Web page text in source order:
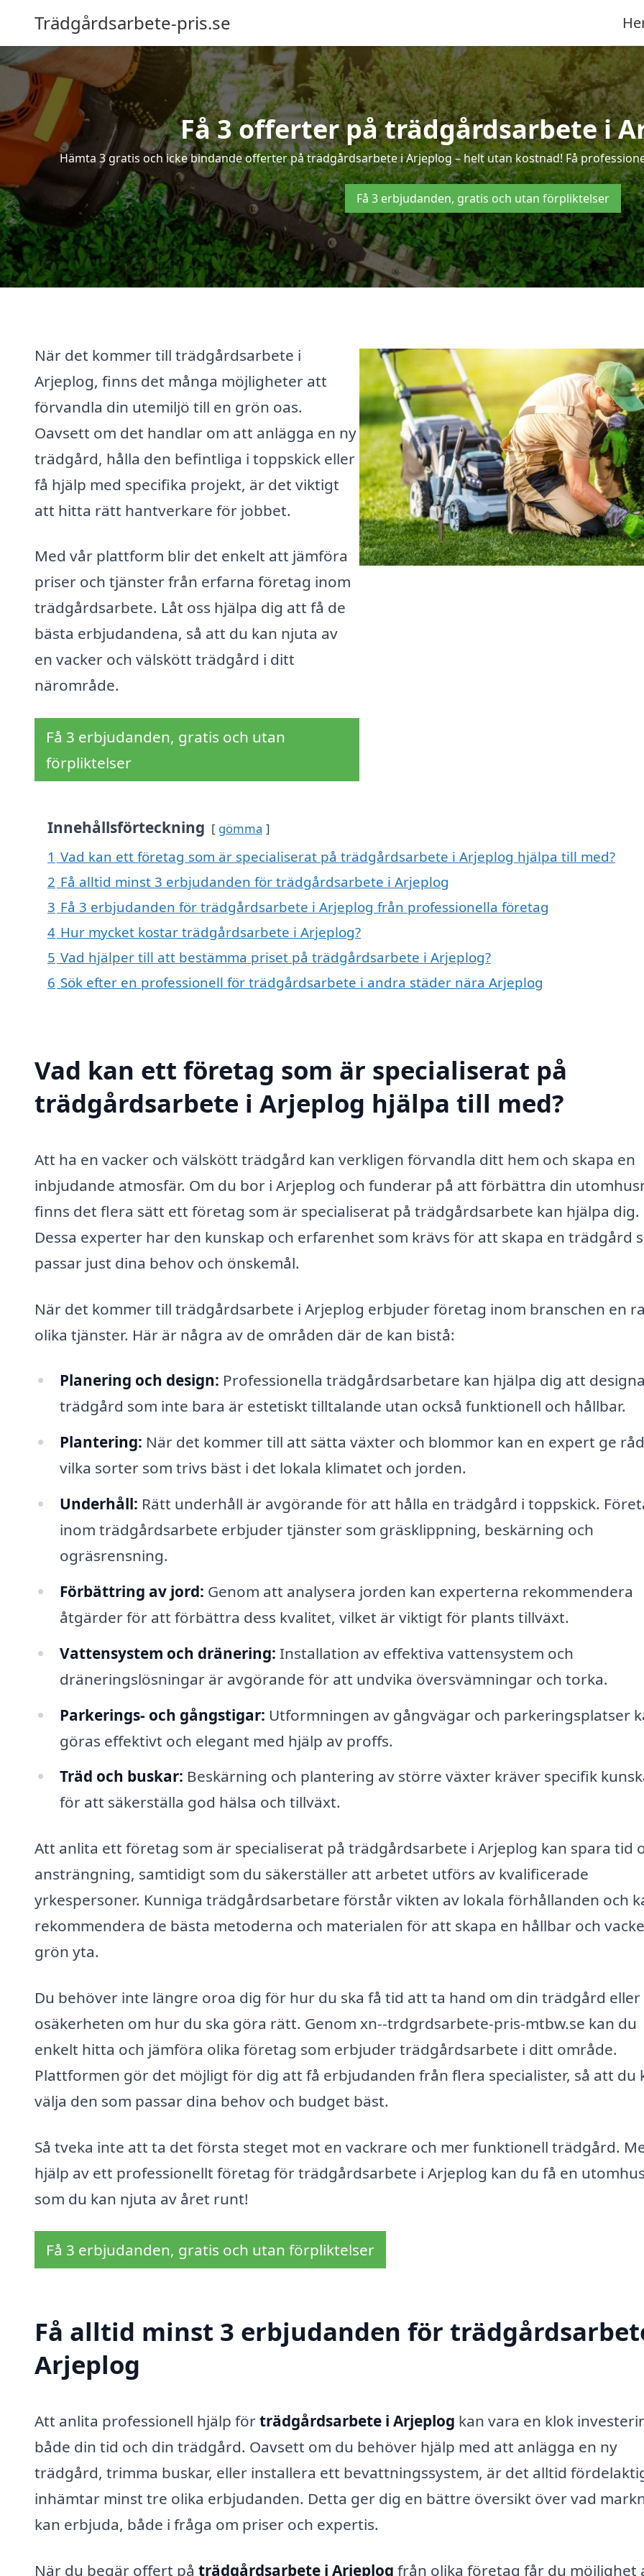
Trädgårdsarbete-pris.se
Få 3 offerter på trädgårdsarbete i
Hämta 3 gratis och icke bindande offerter på trädgårdsarbete i Arjeplog – helt utan kostnad! Få
Få 3 erbjudanden, gratis och utan förpliktelser
När det kommer till trädgårdsarbete i
Arjeplog, finns det många möjligheter att
förvandla din utemiljö till en grön oas.
Oavsett om det handlar om att anlägga en ny
trädgård, hålla den befintliga i toppskick eller
få hjälp med specifika projekt, är det viktigt
att hitta rätt hantverkare för jobbet.
Med vår plattform blir det enkelt att jämföra
priser och tjänster från erfarna företag inom
trädgårdsarbete. Låt oss hjälpa dig att få de
bästa erbjudandena, så att du kan njuta av
en vacker och välskött trädgård i ditt
närområde.
Få 3 erbjudanden, gratis och utan
förpliktelser
Innehållsförteckning gömma
1 Vad kan ett företag som är specialiserat på trädgårdsarbete i Arjeplog hjälpa till med?
2 Få alltid minst 3 erbjudanden för trädgårdsarbete i Arjeplog
3 Få 3 erbjudanden för trädgårdsarbete i Arjeplog från professionella företag
4 Hur mycket kostar trädgårdsarbete i Arjeplog?
5 Vad hjälper till att bestämma priset på trädgårdsarbete i Arjeplog?
6 Sök efter en professionell för trädgårdsarbete i andra städer nära Arjeplog
Vad kan ett företag som är specialiserat på
trädgårdsarbete i Arjeplog hjälpa till med?
Att ha en vacker och välskött trädgård kan verkligen förvandla ditt hem och skapa en
inbjudande atmosfär. Om du bor i Arjeplog och funderar på att förbättra din
finns det flera sätt ett företag som är specialiserat på trädgårdsarbete kan hjälpa dig.
Dessa experter har den kunskap och erfarenhet som krävs för att skapa en trädgård
passar just dina behov och önskemål.
När det kommer till trädgårdsarbete i Arjeplog erbjuder företag inom branschen en
olika tjänster. Här är några av de områden där de kan bistå:
Planering och design: Professionella trädgårdsarbetare kan hjälpa dig att
trädgård som inte bara är estetiskt tilltalande utan också funktionell och hållbar.
Plantering: När det kommer till att sätta växter och blommor kan en expert ge
vilka sorter som trivs bäst i det lokala klimatet och jorden.
Underhåll: Rätt underhåll är avgörande för att hålla en trädgård i toppskick.
inom trädgårdsarbete erbjuder tjänster som gräsklippning, beskärning och
ogräsrensning.
Förbättring av jord: Genom att analysera jorden kan experterna rekommendera
åtgärder för att förbättra dess kvalitet, vilket är viktigt för plants tillväxt.
Vattensystem och dränering: Installation av effektiva vattensystem och
dräneringslösningar är avgörande för att undvika översvämningar och torka.
Parkerings- och gångstigar: Utformningen av gångvägar och parkeringsplatser
göras effektivt och elegant med hjälp av proffs.
Träd och buskar: Beskärning och plantering av större växter kräver specifik
för att säkerställa god hälsa och tillväxt.
Att anlita ett företag som är specialiserat på trädgårdsarbete i Arjeplog kan spara tid
ansträngning, samtidigt som du säkerställer att arbetet utförs av kvalificerade
yrkespersoner. Kunniga trädgårdsarbetare förstår vikten av lokala förhållanden och
rekommendera de bästa metoderna och materialen för att skapa en hållbar och
grön yta.
Du behöver inte längre oroa dig för hur du ska få tid att ta hand om din trädgård eller
osäkerheten om hur du ska göra rätt. Genom xn--trdgrdsarbete-pris-mtbw.se kan du
enkelt hitta och jämföra olika företag som erbjuder trädgårdsarbete i ditt område.
Plattformen gör det möjligt för dig att få erbjudanden från flera specialister, så att du
välja den som passar dina behov och budget bäst.
Så tveka inte att ta det första steget mot en vackrare och mer funktionell trädgård.
hjälp av ett professionellt företag för trädgårdsarbete i Arjeplog kan du få en
som du kan njuta av året runt!
Få 3 erbjudanden, gratis och utan förpliktelser
Få alltid minst 3 erbjudanden för
Arjeplog
Att anlita professionell hjälp förträdgårdsarbete i Arjeplog kan vara en klok
både din tid och din trädgård. Oavsett om du behöver hjälp med att anlägga en ny
trädgård, trimma buskar, eller installera ett bevattningssystem, är det alltid
inhämtar minst tre olika erbjudanden. Detta ger dig en bättre översikt över vad
kan erbjuda, både i fråga om priser och expertis.
När du begär offert på trädgårdsarbete i Arjeplog från olika företag får du möjlighet